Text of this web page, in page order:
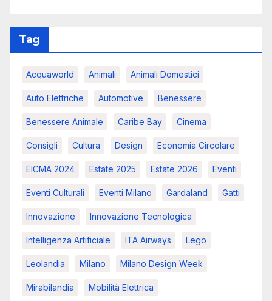
Tag
Acquaworld Animali Animali Domestici
Auto Elettriche Automotive Benessere
Benessere Animale Caribe Bay Cinema
Consigli Cultura Design Economia Circolare
EICMA 2024 Estate 2025 Estate 2026 Eventi
Eventi Culturali Eventi Milano Gardaland Gatti
Innovazione Innovazione Tecnologica
Intelligenza Artificiale ITA Airways Lego
Leolandia Milano Milano Design Week
Mirabilandia Mobilità Elettrica